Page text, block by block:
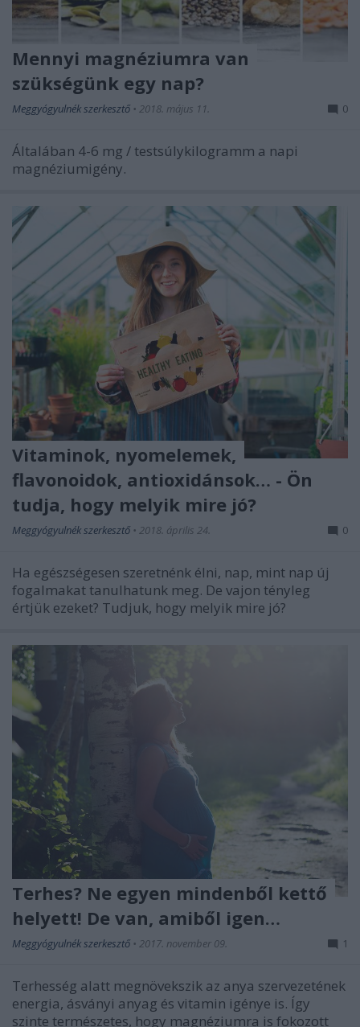
Mennyi magnéziumra van
szükségünk egy nap?
Meggyógyulnék szerkesztő • 2018. május 11. 0
Általában 4-6 mg / testsúlykilogramm a napi
magnéziumigény.
Vitaminok, nyomelemek,
flavonoidok, antioxidánsok… - Ön
tudja, hogy melyik mire jó?
Meggyógyulnék szerkesztő • 2018. április 24. 0
Ha egészségesen szeretnénk élni, nap, mint nap új
fogalmakat tanulhatunk meg. De vajon tényleg
értjük ezeket? Tudjuk, hogy melyik mire jó?
Terhes? Ne egyen mindenből kettő
helyett! De van, amiből igen…
Meggyógyulnék szerkesztő • 2017. november 09. 1
Terhesség alatt megnövekszik az anya szervezetének
energia, ásványi anyag és vitamin igénye is. Így
szinte természetes, hogy magnéziumra is fokozott